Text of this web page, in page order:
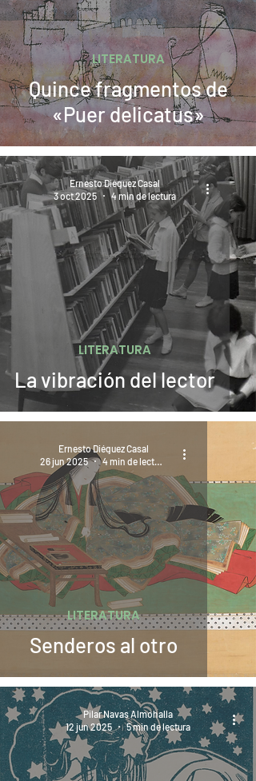
Quince fragmentos de
«Puer delicatus»
LITERATURA
La vibración del lector
LITERATURA
Ernesto Diéguez Casal
3 oct 2025
4 min de lectura
Senderos al otro
LITERATURA
Ernesto Diéguez Casal
26 jun 2025
4 min de lectura
Pilar Navas Almohalla
12 jun 2025
5 min de lectura